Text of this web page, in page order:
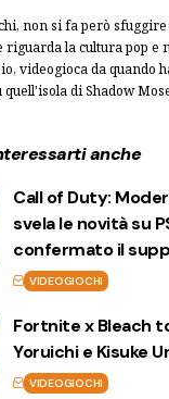
non si fa però
riguarda la cultura pop e
videogioca da quando
di Shadow
anche
Call of Duty:
svela le novità su
confermato il
VIDEOGIOCHI
Fortnite x Bleach
Yoruichi e Kisuke
VIDEOGIOCHI